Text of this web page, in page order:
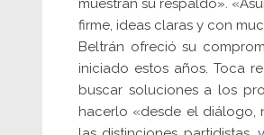
muestran su respaldo».
firme, ideas claras y con
Beltrán ofreció su
iniciado estos años. Toca
buscar soluciones a los
hacerlo «desde el diálogo,